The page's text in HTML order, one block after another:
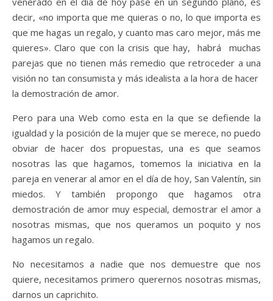
decir, «no importa que me quieras o no, lo que importa es
que me hagas un regalo, y cuanto mas caro mejor, más me
quieres». Claro que con la crisis que hay, habrá muchas
parejas que no tienen más remedio que retroceder a una
visión no tan consumista y más idealista a la hora de hacer
la demostración de amor.
Pero para una Web como esta en la que se defiende la
igualdad y la posición de la mujer que se merece, no puedo
obviar de hacer dos propuestas, una es que seamos
nosotras las que hagamos, tomemos la iniciativa en la
pareja en venerar al amor en el día de hoy, San Valentín, sin
miedos. Y también propongo que hagamos otra
demostración de amor muy especial, demostrar el amor a
nosotras mismas, que nos queramos un poquito y nos
hagamos un regalo.
No necesitamos a nadie que nos demuestre que nos
quiere, necesitamos primero querernos nosotras mismas,
darnos un caprichito.